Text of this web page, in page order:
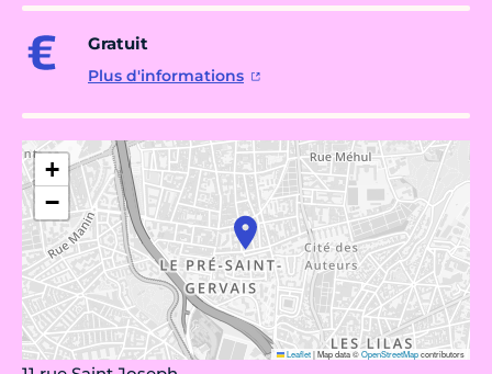
Gratuit
Plus d'informations
+
−
Leaflet|Map data ©OpenStreetMapcontributors